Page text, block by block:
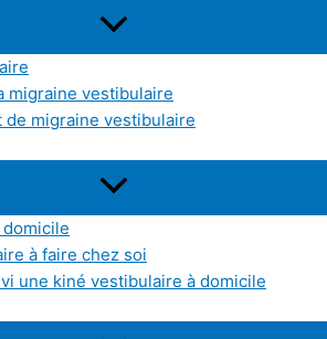
migraine vestibulaire
migraine vestibulaire
à faire chez soi
une kiné vestibulaire à domicile